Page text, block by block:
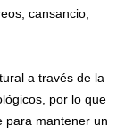
cansancio,
a través de la
por lo que
para mantener un